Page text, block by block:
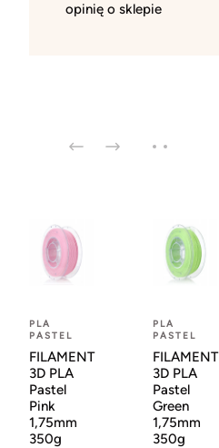
opinię o sklepie
PLA
PASTEL
FILAMENT
3D PLA
Pastel
Pink
1,75mm
350g
PLA
PASTEL
FILAMENT
3D PLA
Pastel
Green
1,75mm
350g